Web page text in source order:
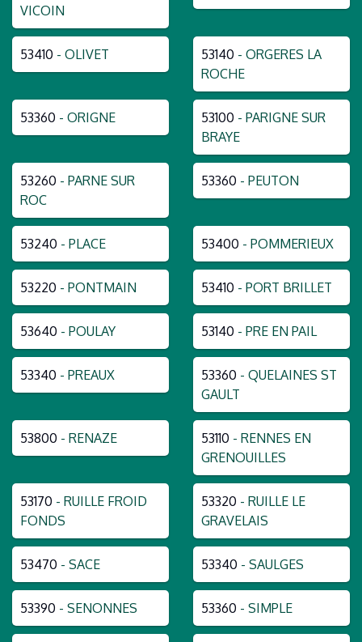
VICOIN
53410 - OLIVET 53140 - ORGERES LA
ROCHE
53360 - ORIGNE 53100 - PARIGNE SUR
BRAYE
53260 - PARNE SUR
ROC
53360 - PEUTON
53240 - PLACE 53400 - POMMERIEUX
53220 - PONTMAIN 53410 - PORT BRILLET
53640 - POULAY 53140 - PRE EN PAIL
53340 - PREAUX 53360 - QUELAINES ST
GAULT
53800 - RENAZE 53110 - RENNES EN
GRENOUILLES
53170 - RUILLE FROID
FONDS
53320 - RUILLE LE
GRAVELAIS
53470 - SACE 53340 - SAULGES
53390 - SENONNES 53360 - SIMPLE